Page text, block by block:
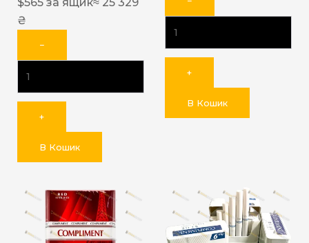
$565 за ящик≈ 25 329
₴
−
+
В Кошик
+
В Кошик